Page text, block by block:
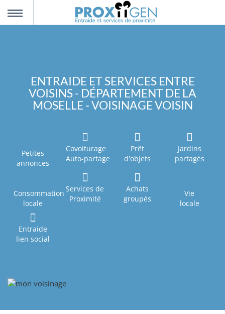
ENTRAIDE ET SERVICES ENTRE
VOISINS - DÉPARTEMENT DE LA
MOSELLE - VOISINAGE VOISIN
Petites
annonces
Covoiturage
Auto-partage
Prêt
d'objets
Jardins
partagés
Consommation
locale
Services de
Proximité
Achats
groupés
Vie
locale
Entraide
lien social